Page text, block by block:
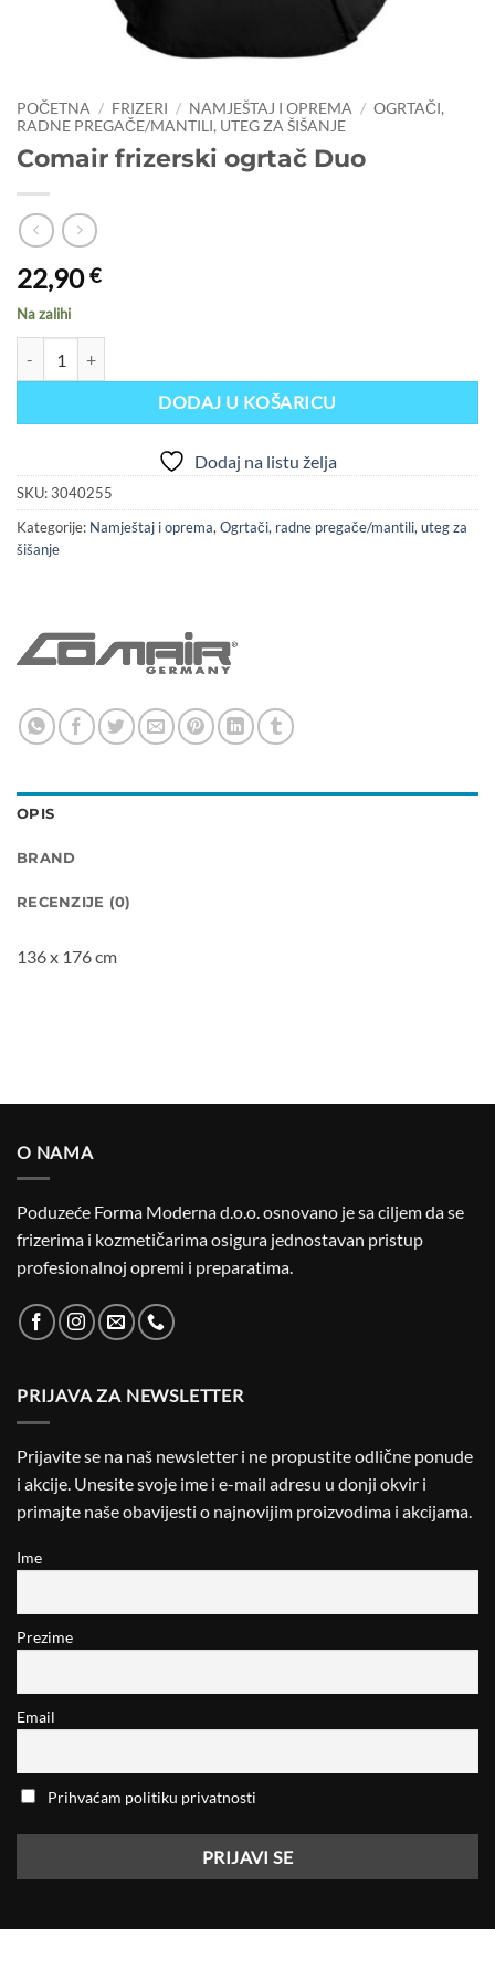
POČETNA / FRIZERI / NAMJEŠTAJ I OPREMA / OGRTAČI,
RADNE PREGAČE/MANTILI, UTEG ZA ŠIŠANJE
Comair frizerski ogrtač Duo
22,90€
Na zalihi
DODAJ U KOŠARICU
Dodaj na listu želja
SKU:3040255
Kategorije: Namještaj i oprema, Ogrtači, radne pregače/mantili, uteg za
šišanje
OPIS
BRAND
RECENZIJE (0)
136 x 176 cm
O NAMA
Poduzeće Forma Moderna d.o.o. osnovano je sa ciljem da se
frizerima i kozmetičarima osigura jednostavan pristup
profesionalnoj opremi i preparatima.
PRIJAVA ZA NEWSLETTER
Prijavite se na naš newsletter i ne propustite odlične ponude
i akcije. Unesite svoje ime i e-mail adresu u donji okvir i
primajte naše obavijesti o najnovijim proizvodima i akcijama.
Ime
Prezime
Email
Prihvaćam politiku privatnosti